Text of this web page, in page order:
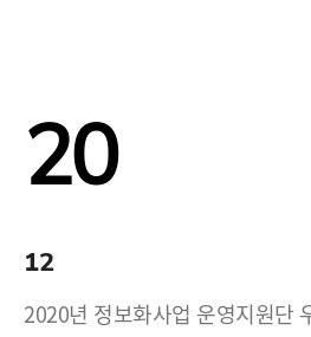
20
12
2020년 정보화사업 운영지원단